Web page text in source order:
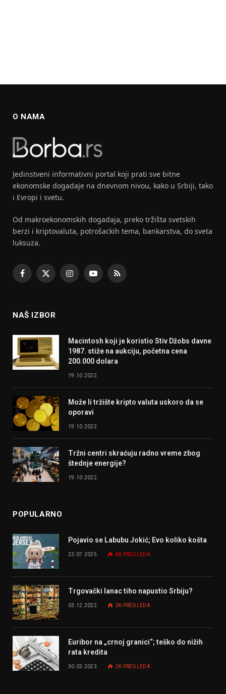
O NAMA
Jedinstveni informativni portal koji prati sve bitne
ekonomske dogadaje na dnevnom nivou, kako u Srbiji, tako
i Evropi i svetu.
Od makroekonomskih dogadaja, preko tržišta svetskih
berzi i kriptovaluta, potrošackih tema, bankarstva, do sveta
luksuza.
Facebook
X
InstagramYouTubeRSS
NAŠ IZBOR
Macintosh koji je koristio Stiv Džobs davne
1987. stiže na aukciju, početna cena
200.000 dolara
19.10.2022.
Može li tržište kripto valuta uskoro da se
oporavi
19.10.2022.
Tržni centri skraćuju radno vreme zbog
štednje energije?
19.10.2022.
POPULARNO
Pojavio se Labubu Jokić; Evo koliko košta
23.07.2025. 8K PREGLEDA
Trgovački lanac tiho napustio Srbiju?
03.12.2022. 3K PREGLEDA
Euribor na „crnoj granici“; teško do nižih
rata kredita
30.03.2023. 2K PREGLEDA